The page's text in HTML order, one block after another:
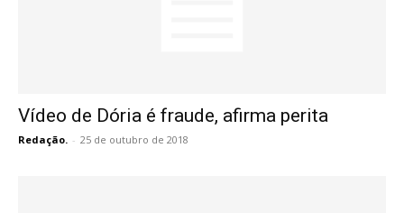
Vídeo de Dória é fraude, afirma perita
Redação. - 25 de outubro de 2018